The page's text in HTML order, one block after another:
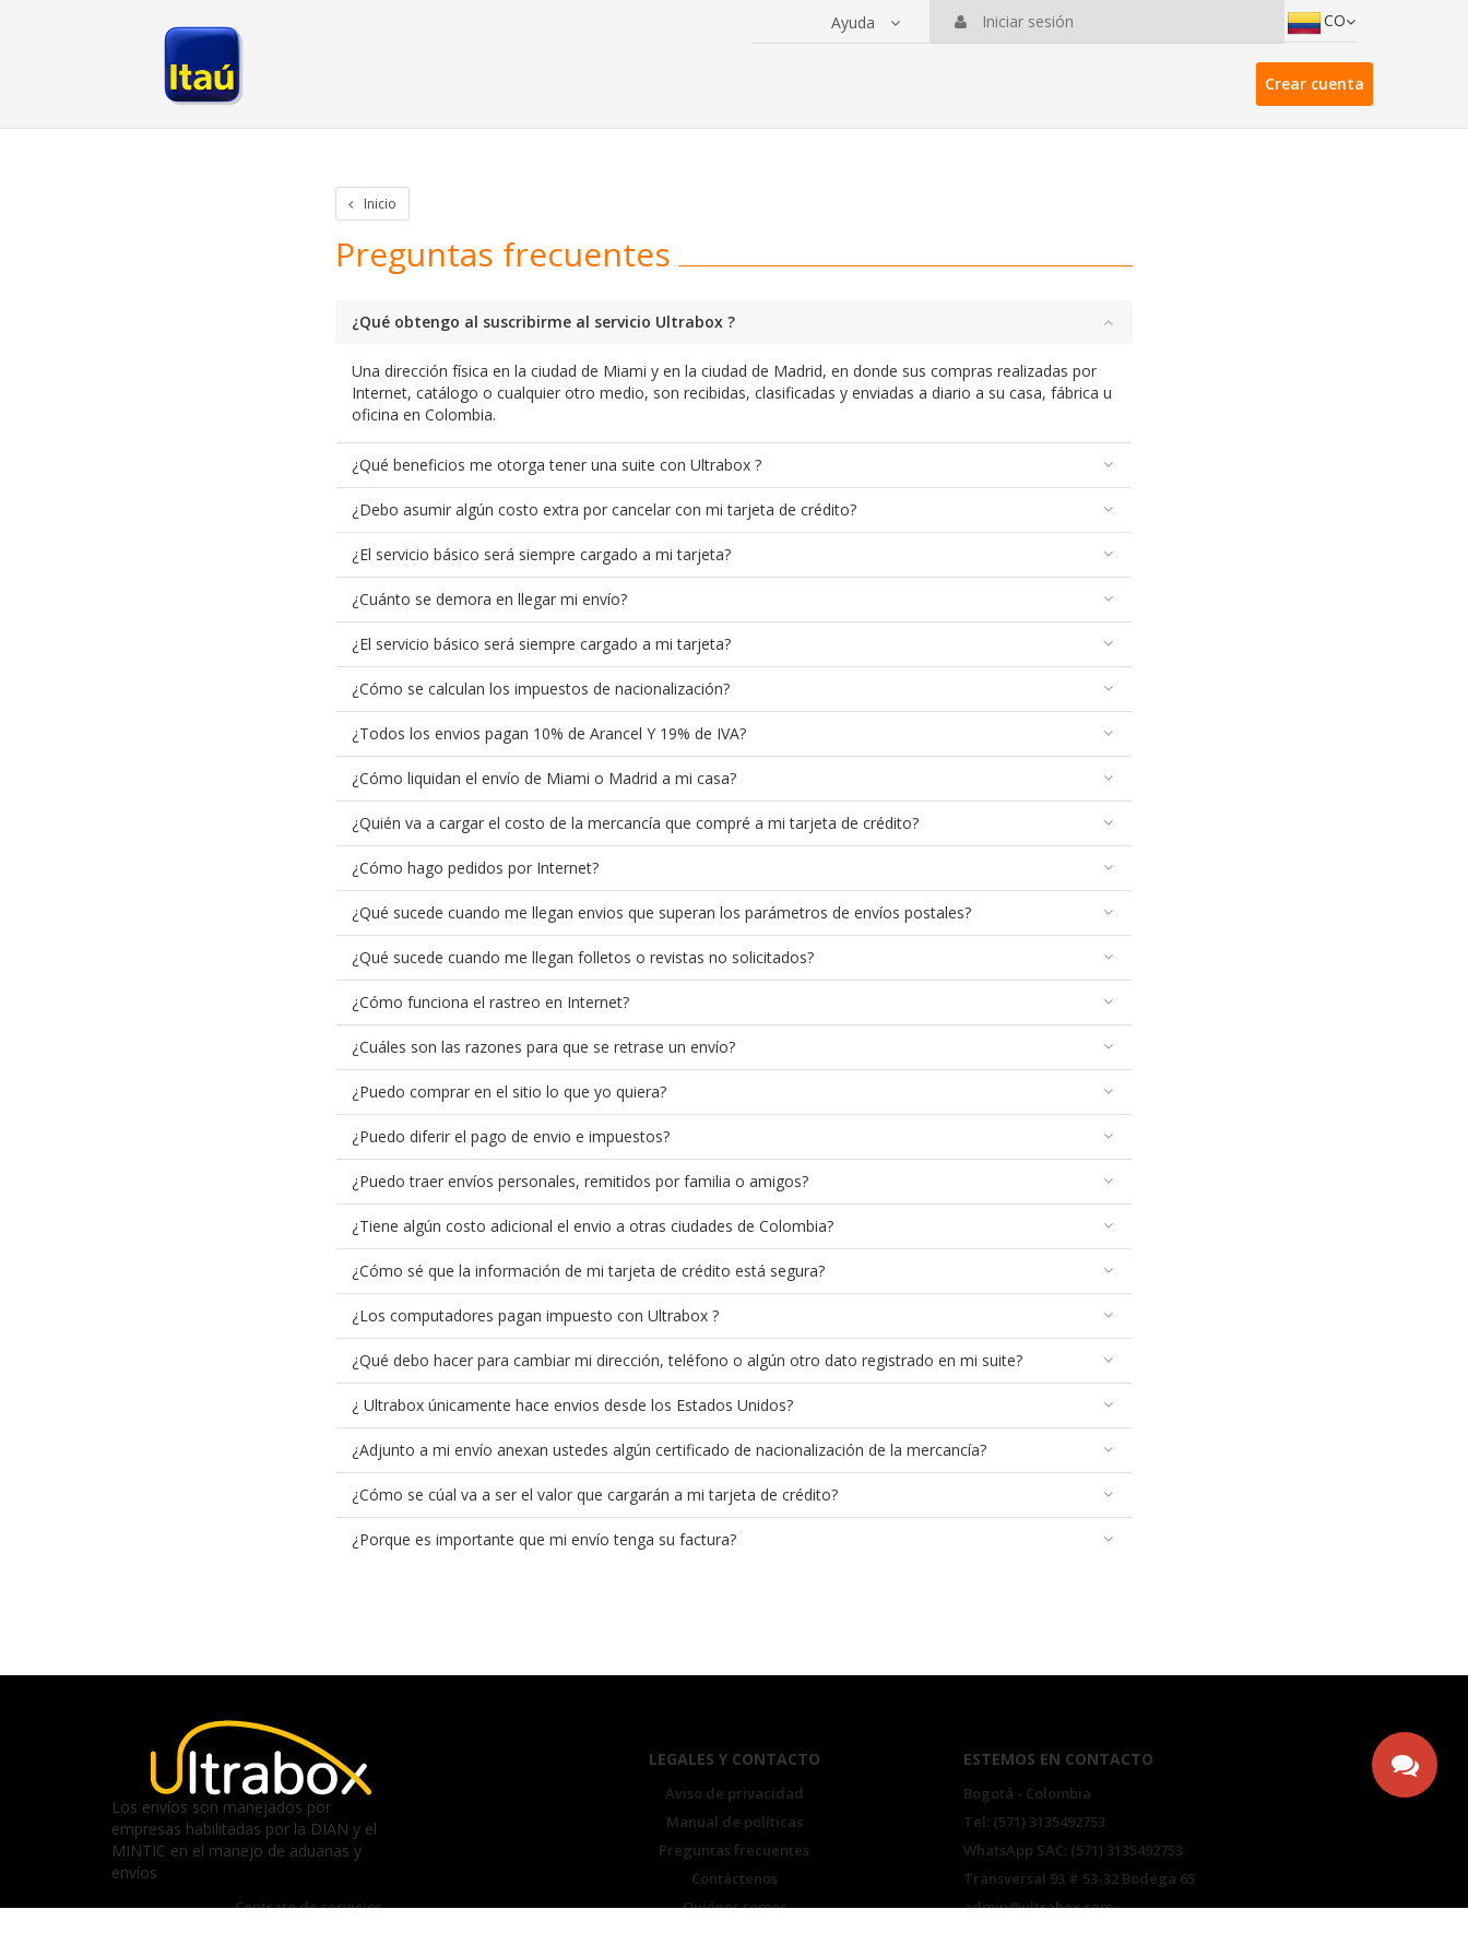
Crear cuenta
Ayuda Iniciar sesión CO
Crear cuenta
Inicio
Preguntas frecuentes
¿Qué obtengo al suscribirme al servicio Ultrabox ?
Una dirección física en la ciudad de Miami y en la ciudad de Madrid, en donde sus compras realizadas por
Internet, catálogo o cualquier otro medio, son recibidas, clasificadas y enviadas a diario a su casa, fábrica u
oficina en Colombia.
¿Qué beneficios me otorga tener una suite con Ultrabox ?
¿Debo asumir algún costo extra por cancelar con mi tarjeta de crédito?
¿El servicio básico será siempre cargado a mi tarjeta?
¿Cuánto se demora en llegar mi envío?
¿El servicio básico será siempre cargado a mi tarjeta?
¿Cómo se calculan los impuestos de nacionalización?
¿Todos los envios pagan 10% de Arancel Y 19% de IVA?
¿Cómo liquidan el envío de Miami o Madrid a mi casa?
¿Quién va a cargar el costo de la mercancía que compré a mi tarjeta de crédito?
¿Cómo hago pedidos por Internet?
¿Qué sucede cuando me llegan envios que superan los parámetros de envíos postales?
¿Qué sucede cuando me llegan folletos o revistas no solicitados?
¿Cómo funciona el rastreo en Internet?
¿Cuáles son las razones para que se retrase un envío?
¿Puedo comprar en el sitio lo que yo quiera?
¿Puedo diferir el pago de envio e impuestos?
¿Puedo traer envíos personales, remitidos por familia o amigos?
¿Tiene algún costo adicional el envio a otras ciudades de Colombia?
¿Cómo sé que la información de mi tarjeta de crédito está segura?
¿Los computadores pagan impuesto con Ultrabox ?
¿Qué debo hacer para cambiar mi dirección, teléfono o algún otro dato registrado en mi suite?
¿ Ultrabox únicamente hace envios desde los Estados Unidos?
¿Adjunto a mi envío anexan ustedes algún certificado de nacionalización de la mercancía?
¿Cómo se cúal va a ser el valor que cargarán a mi tarjeta de crédito?
¿Porque es importante que mi envío tenga su factura?
Los envíos son manejados por
empresas habilitadas por la DIAN y el
MINTIC en el manejo de aduanas y
envíos
Contrato de servicios
LEGALES Y CONTACTO
Aviso de privacidad
Manual de políticas
Preguntas frecuentes
Contáctenos
Quiénes somos
ESTEMOS EN CONTACTO
Bogotá - Colombia
Tel: (571) 3135492753
WhatsApp SAC: (571) 3135492753
Transversal 93 # 53-32 Bodega 65
admin@ultrabox.com